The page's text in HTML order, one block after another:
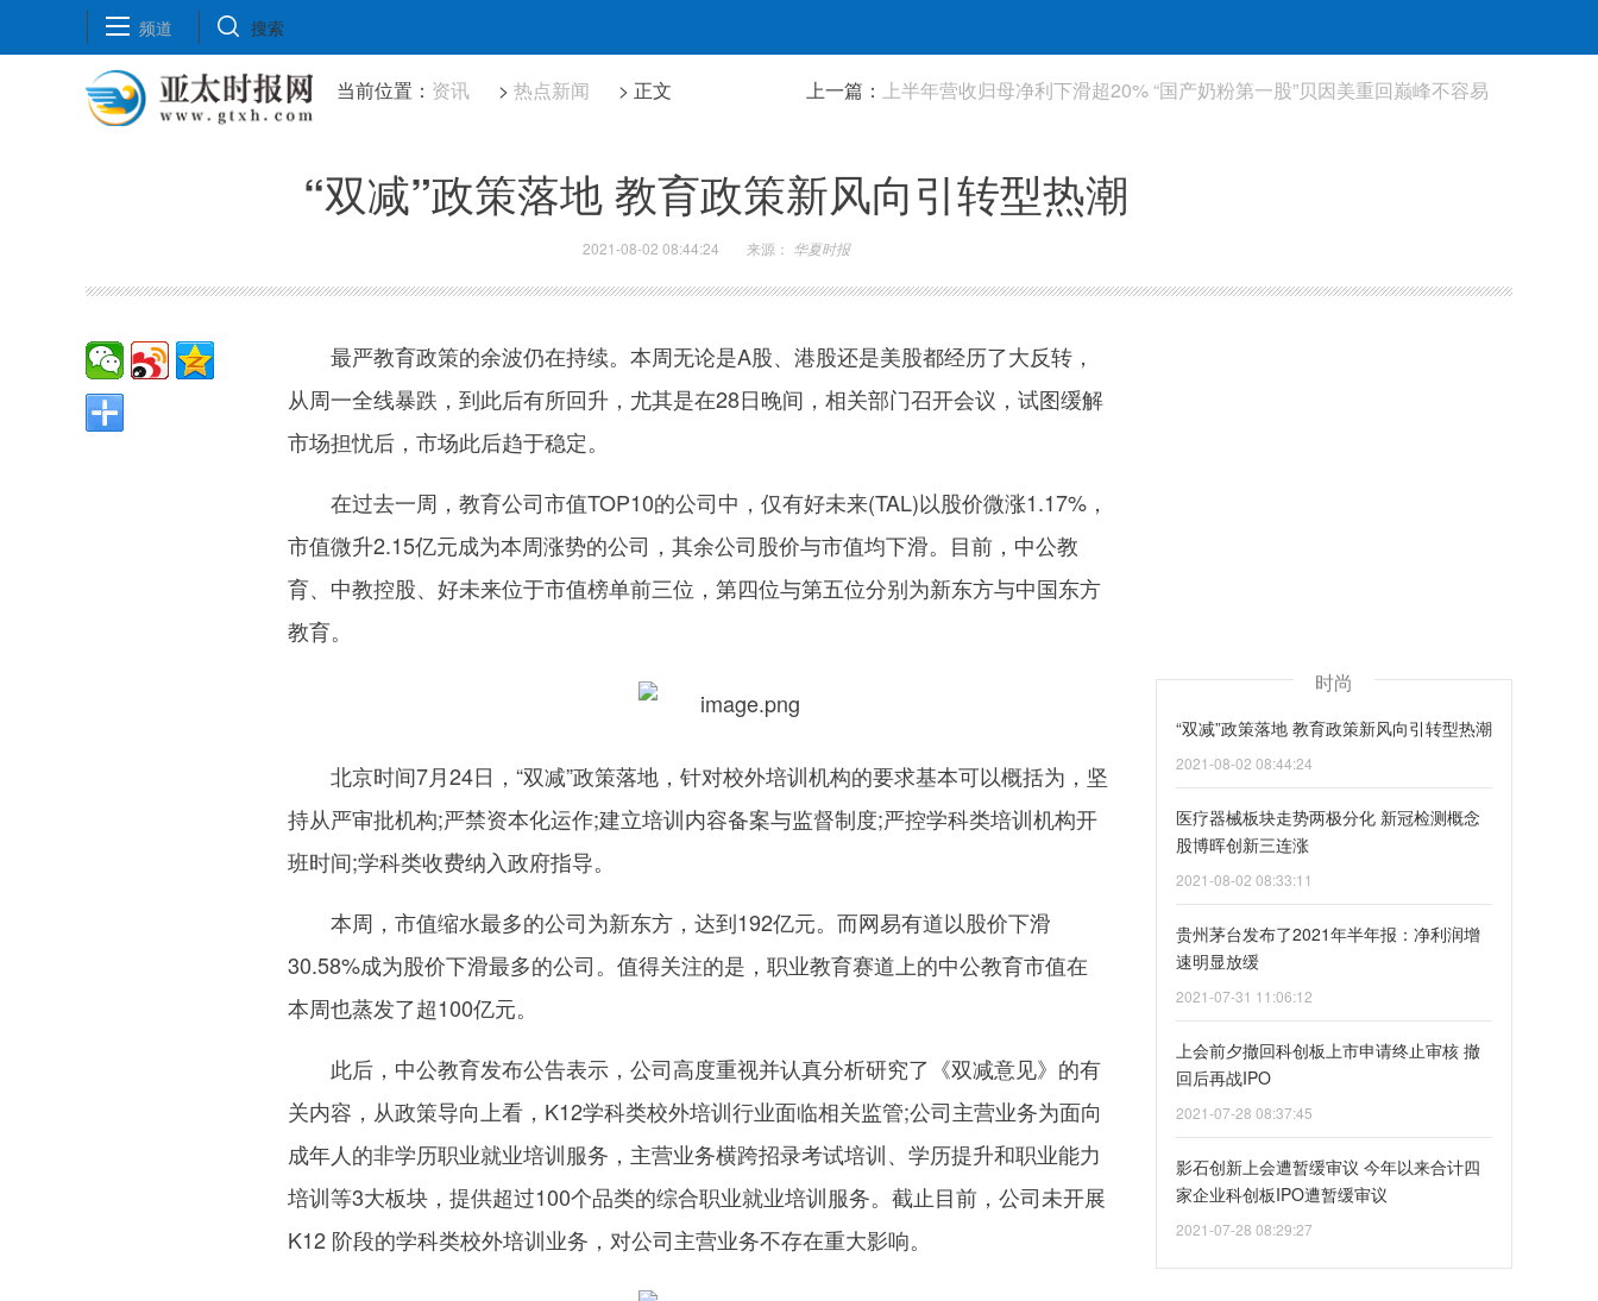
频道 搜索
上一篇： 上半年营收归母净利下滑超20% “国产奶粉第一股”贝因美重回巅峰不容易
当前位置： 资讯 >热点新闻 > 正文
“双减”政策落地 教育政策新风向引转型热潮
2021-08-02 08:44:24 来源： 华夏时报
最严教育政策的余波仍在持续。本周无论是A股、港股还是美股都经历了大反转，
从周一全线暴跌，到此后有所回升，尤其是在28日晚间，相关部门召开会议，试图缓解
市场担忧后，市场此后趋于稳定。
在过去一周，教育公司市值TOP10的公司中，仅有好未来(TAL)以股价微涨1.17%，
市值微升2.15亿元成为本周涨势的公司，其余公司股价与市值均下滑。目前，中公教
育、中教控股、好未来位于市值榜单前三位，第四位与第五位分别为新东方与中国东方
教育。
北京时间7月24日，“双减”政策落地，针对校外培训机构的要求基本可以概括为，坚
持从严审批机构;严禁资本化运作;建立培训内容备案与监督制度;严控学科类培训机构开
班时间;学科类收费纳入政府指导。
本周，市值缩水最多的公司为新东方，达到192亿元。而网易有道以股价下滑
30.58%成为股价下滑最多的公司。值得关注的是，职业教育赛道上的中公教育市值在
本周也蒸发了超100亿元。
此后，中公教育发布公告表示，公司高度重视并认真分析研究了《双减意见》的有
关内容，从政策导向上看，K12学科类校外培训行业面临相关监管;公司主营业务为面向
成年人的非学历职业就业培训服务，主营业务横跨招录考试培训、学历提升和职业能力
培训等3大板块，提供超过100个品类的综合职业就业培训服务。截止目前，公司未开展
K12 阶段的学科类校外培训业务，对公司主营业务不存在重大影响。
时尚
“双减”政策落地 教育政策新风向引转型热潮
2021-08-02 08:44:24
医疗器械板块走势两极分化 新冠检测概念
股博晖创新三连涨
2021-08-02 08:33:11
贵州茅台发布了2021年半年报：净利润增
速明显放缓
2021-07-31 11:06:12
上会前夕撤回科创板上市申请终止审核 撤
回后再战IPO
2021-07-28 08:37:45
影石创新上会遭暂缓审议 今年以来合计四
家企业科创板IPO遭暂缓审议
2021-07-28 08:29:27